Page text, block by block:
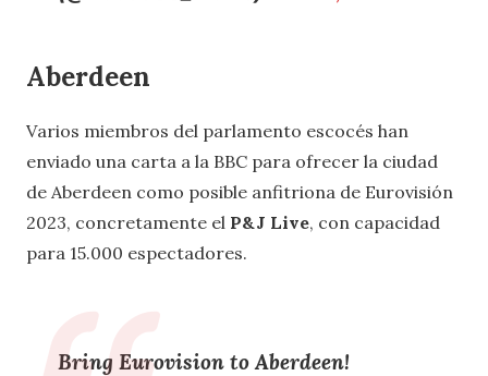
Aberdeen
Varios miembros del parlamento escocés han
enviado una carta a la BBC para ofrecer la ciudad
de Aberdeen como posible anfitriona de Eurovisión
2023, concretamente el P&J Live, con capacidad
para 15.000 espectadores.
Bring Eurovision to Aberdeen!